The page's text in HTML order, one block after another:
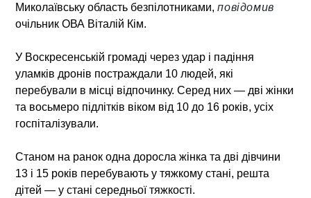
Миколаївську область безпілотниками,повідомив
очільник ОВА Віталій Кім.
У Воскресенській громаді через удар і падіння
уламків дронів постраждали 10 людей, які
перебували в місці відпочинку. Серед них — дві жінки
та восьмеро підлітків віком від 10 до 16 років, усіх
госпіталізували.
Станом на ранок одна доросла жінка та дві дівчини
13 і 15 років перебувають у тяжкому стані, решта
дітей — у стані середньої тяжкості.